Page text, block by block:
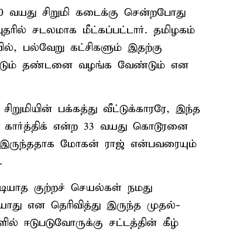
சிறுமி கடைக்கு சென்றபோது
சடலமாக மீட்கப்பட்டார். தமிழகம்
பல்வேறு கட்சிகளும் இதற்கு
கடும் தண்டனை வழங்க வேண்டும் என
பக்கத்து வீட்டுக்காரரே, இந்த
கார்த்திக் என்ற 33 வயது கொடூரனை
மோகன் ராஜ் என்பவரையும்
குற்றச் செயல்கள் நமது
என தெரிவித்து இருந்த முதல்-
சட்டத்தின் கீழ்